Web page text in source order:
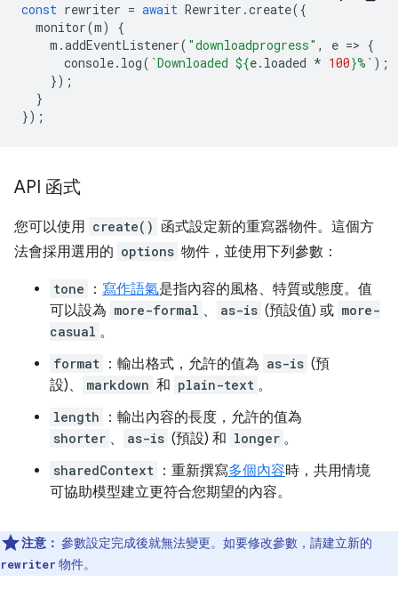
const rewriter = await Rewriter .create({
monitor(m)
{
m .addEventListener( "downloadprogress" , e => {
console. log( `Downloaded ${e. loaded * 100}%` );
});
}
});
API 函式
您可以使用 create() 函式設定新的重寫器物件。這個方
法會採用選用的 options 物件，並使用下列參數：
tone ： 寫作語氣是指內容的風格、特質或態度。值
可以設為 more-formal 、 as-is (預設值) 或 more-
casual 。
format ：輸出格式，允許的值為 as-is (預
設)、
markdown 和 plain-text 。
length ：輸出內容的長度，允許的值為
shorter 、 as-is (預設) 和 longer 。
sharedContext ：重新撰寫多個內容時，共用情境
可協助模型建立更符合您期望的內容。
注意： 參數設定完成後就無法變更。如要修改參數，請建立新的
rewriter 物件。